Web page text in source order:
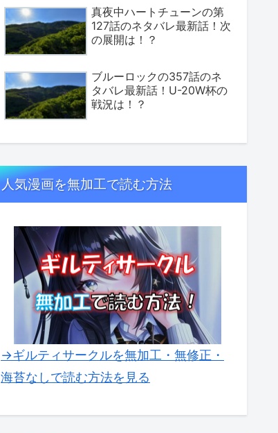
真夜中ハートチューンの第
127話のネタバレ最新話！次
の展開は！？
ブルーロックの357話のネ
タバレ最新話！U-20W杯の
戦況は！？
人気漫画を無加工で読む方法
→ギルティサークルを無加工・無修正・
海苔なしで読む方法を見る